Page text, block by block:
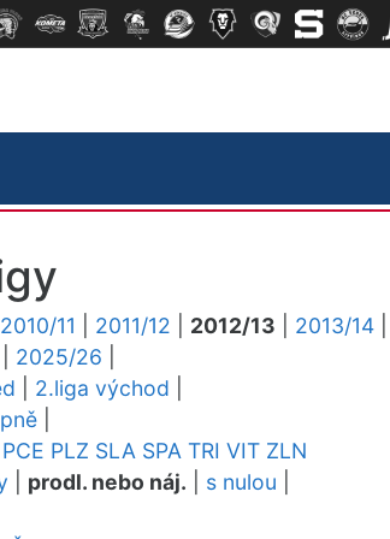
2010/11 2011/12 2012/13 2013/14
2025/26
2.liga východ
PCE PLZ SLA SPA TRI VIT ZLN
prodl. nebo náj. s nulou